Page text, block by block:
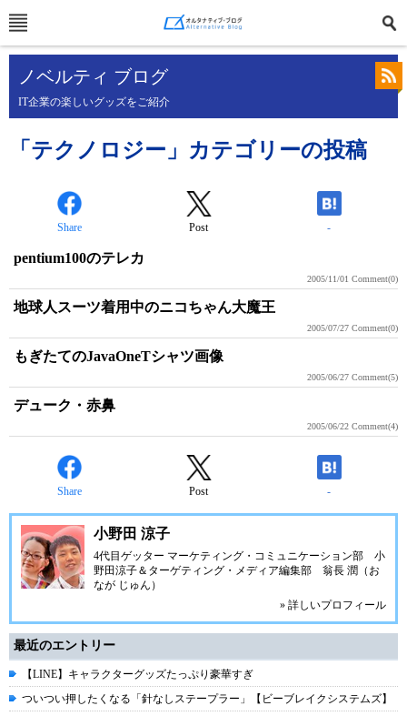
ノベルティ ブログ
IT企業の楽しいグッズをご紹介
「テクノロジー」カテゴリーの投稿
Share Post -
pentium100のテレカ
2005/11/01 Comment(0)
地球人スーツ着用中のニコちゃん大魔王
2005/07/27 Comment(0)
もぎたてのJavaOneTシャツ画像
2005/06/27 Comment(5)
デューク・赤鼻
2005/06/22 Comment(4)
Share Post -
小野田 涼子
4代目ゲッター マーケティング・コミュニケーション部 小
野田涼子＆ターゲティング・メディア編集部 翁長 潤（お
なが じゅん）
» 詳しいプロフィール
最近のエントリー
【LINE】キャラクターグッズたっぷり豪華すぎ
ついつい押したくなる「針なしステープラー」【ビーブレイクシステムズ】